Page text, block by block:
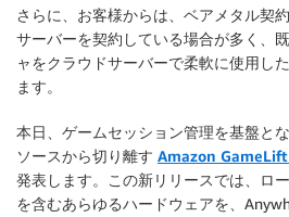
さらに、お客様からは、ベアメタル契
サーバーを契約している場合が多く、
ャをクラウドサーバーで柔軟に使用し
ます。
本日、ゲームセッション管理を基盤と
ソースから切り離す Amazon
発表します。この新リリースでは、ロ
を含むあらゆるハードウェアを、